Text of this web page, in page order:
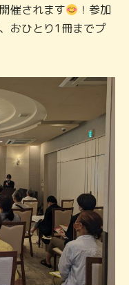
催されます
！参加
おひとり1冊までプ